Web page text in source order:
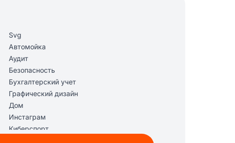
Svg
Автомойка
Аудит
Безопасность
Бухгалтерский учет
Графический дизайн
Дом
Инстаграм
Киберспорт